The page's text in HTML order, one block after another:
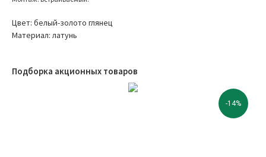
Цвет: белый-золото глянец
Материал: латунь
Подборка акционных товаров
-14%